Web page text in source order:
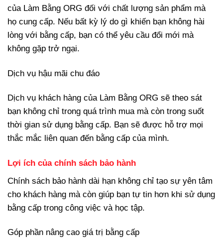
của Làm Bằng ORG đối với chất lượng sản phẩm mà
họ cung cấp. Nếu bất kỳ lý do gì khiến bạn không hài
lòng với bằng cấp, bạn có thể yêu cầu đổi mới mà
không gặp trở ngại.
Dịch vụ hậu mãi chu đáo
Dịch vụ khách hàng của Làm Bằng ORG sẽ theo sát
bạn không chỉ trong quá trình mua mà còn trong suốt
thời gian sử dụng bằng cấp. Bạn sẽ được hỗ trợ mọi
thắc mắc liên quan đến bằng cấp của mình.
Lợi ích của chính sách bảo hành
Chính sách bảo hành dài hạn không chỉ tạo sự yên tâm
cho khách hàng mà còn giúp bạn tự tin hơn khi sử dụng
bằng cấp trong công việc và học tập.
Góp phần nâng cao giá trị bằng cấp